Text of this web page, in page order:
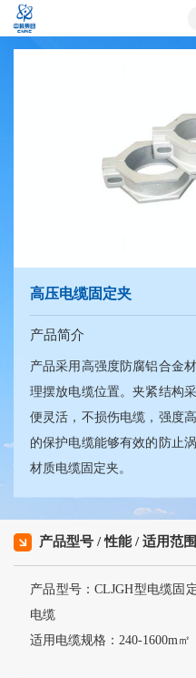
高压电缆固定夹
产品简介
产品采用高强度防腐铝合金
理摆放电缆位置。夹紧结构
便灵活，不损伤电缆，强度
的保护电缆能够有效的防止
材质电缆固定夹。
产品型号 / 性能 / 适用范围
产品型号：CLJGH型电缆固
电缆
适用电缆规格：240-1600m㎡